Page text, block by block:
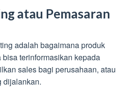
atau Pemasaran
adalah bagaimana produk
terinformasikan kepada
sales bagi perusahaan, atau
dijalankan.